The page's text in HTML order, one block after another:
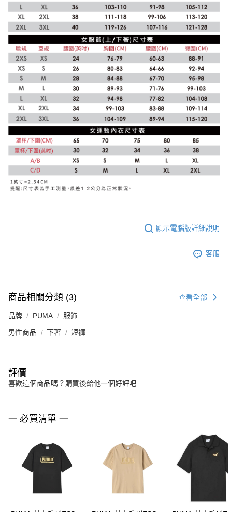
顯示電腦版詳細說明
客服
商品相關分類 (3) 查看全部
品牌 PUMA 服飾
男性商品 下著 短褲
評價
喜歡這個商品嗎？購買後給他一個好評吧
一 必買清單 一